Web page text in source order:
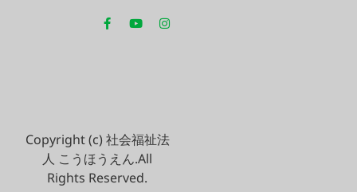
Copyright (c) 社会福祉法
人 こうほうえん.All
Rights Reserved.